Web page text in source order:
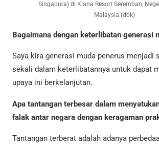
Singapura) di Klana Resort Seremban,
Malaysia.(dok)
Bagaimana dengan keterlibatan generasi
Saya kira generasi muda penerus menjadi
sekali dalam keterlibatannya untuk dapat
upaya ini berkelanjutan.
Apa tantangan terbesar dalam
falak antar negara dengan keragaman
Tantangan terberat adalah adanya